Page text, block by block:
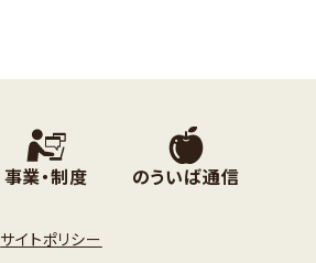
事業・制度 のういば通信
サイトポリシー